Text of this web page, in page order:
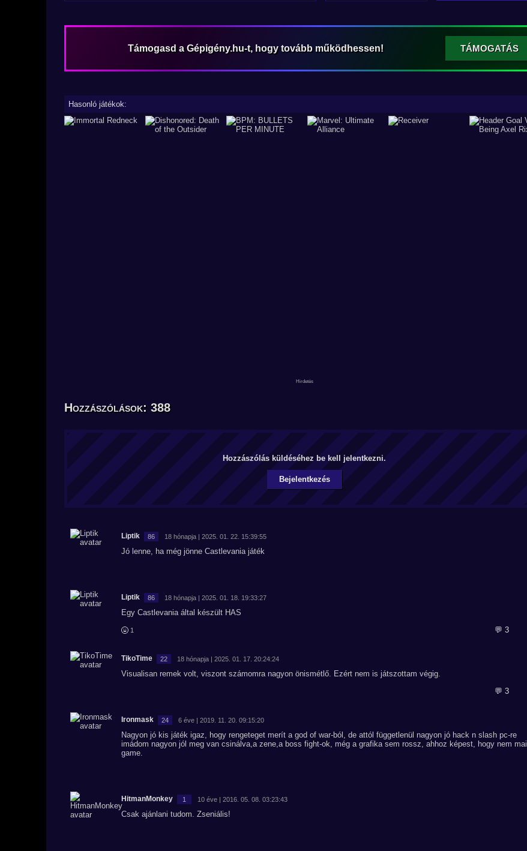
Támogasd a Gépigény.hu-t, hogy tovább működhessen! TÁMOGATÁS
Hasonló játékok:
Hozzászólások: 388
Hozzászólás küldéséhez be kell jelentkezni.
Bejelentkezés
Liptik 86 18 hónapja | 2025. 01. 22. 15:39:55
Jó lenne, ha még jönne Castlevania játék
Liptik 86 18 hónapja | 2025. 01. 18. 19:33:27
Egy Castlevania által készült HAS
1 💬 3
TikoTime 22 18 hónapja | 2025. 01. 17. 20:24:24
Visualisan remek volt, viszont számomra nagyon önismétlő. Ezért nem is játszottam végig.
💬 3
Ironmask 24 6 éve | 2019. 11. 20. 09:15:20
Nagyon jó kis játék igaz, hogy rengeteget merít a god of war-ból, de attól függetlenül nagyon jó hack n slash pc-re
imádom nagyon jól meg van csinálva,a zene,a boss fight-ok, még a grafika sem rossz, ahhoz képest, hogy nem mai
game.
HitmanMonkey 1 10 éve | 2016. 05. 08. 03:23:43
Csak ajánlani tudom. Zseniális!